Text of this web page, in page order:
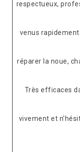
respectueux,
venus
réparer la noue,
Très efficaces
vivement et